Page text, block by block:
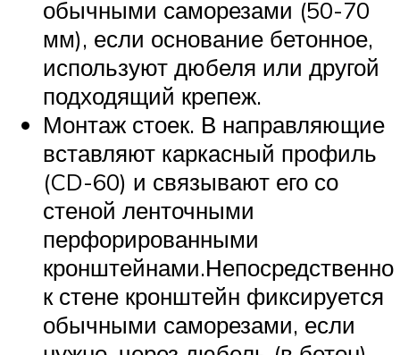
обычными саморезами (50-70
мм), если основание бетонное,
используют дюбеля или другой
подходящий крепеж.
Монтаж стоек. В направляющие
вставляют каркасный профиль
(CD-60) и связывают его со
стеной ленточными
перфорированными
кронштейнами.Непосредственно
к стене кронштейн фиксируется
обычными саморезами, если